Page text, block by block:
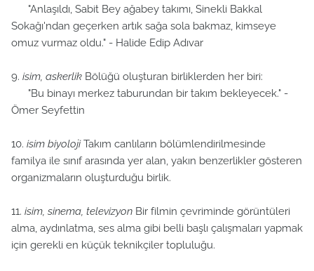
"Anlaşıldı, Sabit Bey ağabey takımı, Sinekli Bakkal
Sokağı'ndan geçerken artık sağa sola bakmaz, kimseye
omuz vurmaz oldu." - Halide Edip Adıvar
9. isim, askerlik Bölüğü oluşturan birliklerden her biri:
"Bu binayı merkez taburundan bir takım bekleyecek." -
Ömer Seyfettin
10. isim biyolojiTakım canlıların bölümlendirilmesinde
familya ile sınıf arasında yer alan, yakın benzerlikler gösteren
organizmaların oluşturduğu birlik.
11. isim, sinema, televizyon Bir filmin çevriminde görüntüleri
alma, aydınlatma, ses alma gibi belli başlı çalışmaları yapmak
için gerekli en küçük teknikçiler topluluğu.